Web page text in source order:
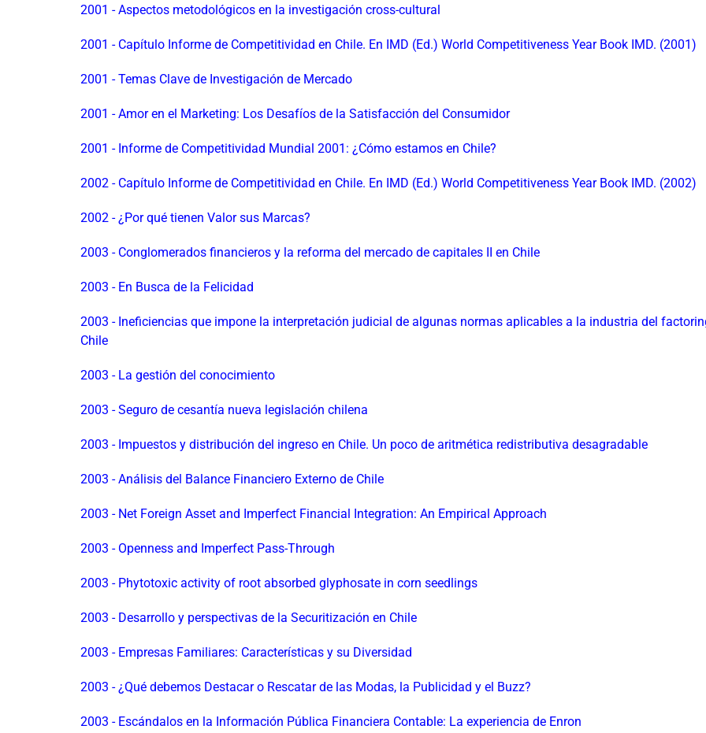
2001 - Aspectos metodológicos en la investigación cross-cultural
2001 - Capítulo Informe de Competitividad en Chile. En IMD (Ed.) World Competitiveness Year Book IMD. (2001)
2001 - Temas Clave de Investigación de Mercado
2001 - Amor en el Marketing: Los Desafíos de la Satisfacción del Consumidor
2001 - Informe de Competitividad Mundial 2001: ¿Cómo estamos en Chile?
2002 - Capítulo Informe de Competitividad en Chile. En IMD (Ed.) World Competitiveness Year Book IMD. (2002)
2002 - ¿Por qué tienen Valor sus Marcas?
2003 - Conglomerados financieros y la reforma del mercado de capitales II en Chile
2003 - En Busca de la Felicidad
2003 - Ineficiencias que impone la interpretación judicial de algunas normas aplicables a la industria del
Chile
2003 - La gestión del conocimiento
2003 - Seguro de cesantía nueva legislación chilena
2003 - Impuestos y distribución del ingreso en Chile. Un poco de aritmética redistributiva desagradable
2003 - Análisis del Balance Financiero Externo de Chile
2003 - Net Foreign Asset and Imperfect Financial Integration: An Empirical Approach
2003 - Openness and Imperfect Pass-Through
2003 - Phytotoxic activity of root absorbed glyphosate in corn seedlings
2003 - Desarrollo y perspectivas de la Securitización en Chile
2003 - Empresas Familiares: Características y su Diversidad
2003 - ¿Qué debemos Destacar o Rescatar de las Modas, la Publicidad y el Buzz?
2003 - Escándalos en la Información Pública Financiera Contable: La experiencia de Enron